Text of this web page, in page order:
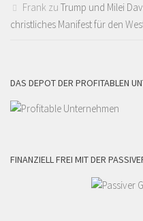
Frank zu Trump und Milei
christliches Manifest für den
DAS DEPOT DER PROFITABLEN
FINANZIELL FREI MIT DER